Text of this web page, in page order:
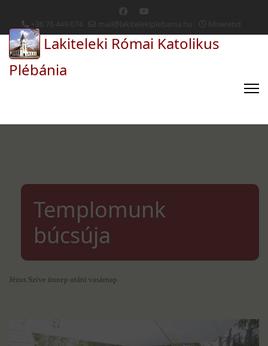
+36 76 449 074 mail@lakitelekiplebania.hu Miserend
Lakiteleki Római Katolikus
Plébánia
Templomunk
búcsúja
Jézus Szíve ünnep utáni vasárnap